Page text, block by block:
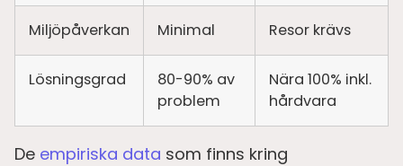
Miljöpåverkan Minimal Resor krävs
Lösningsgrad
80-90% av
problem
Nära 100% inkl.
hårdvara
De empiriska data som finns kring